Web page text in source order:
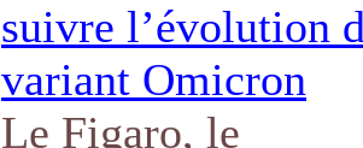
suivre l’évolution
variant Omicron
Le Figaro, le